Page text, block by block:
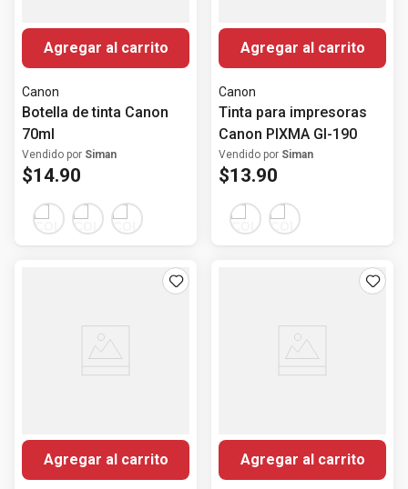
Agregar al carrito
Canon
Botella de tinta Canon
70ml
Vendido por Siman
$14.90
Agregar al carrito
Canon
Tinta para impresoras
Canon PIXMA GI-190
Vendido por Siman
$13.90
Agregar al carrito Agregar al carrito